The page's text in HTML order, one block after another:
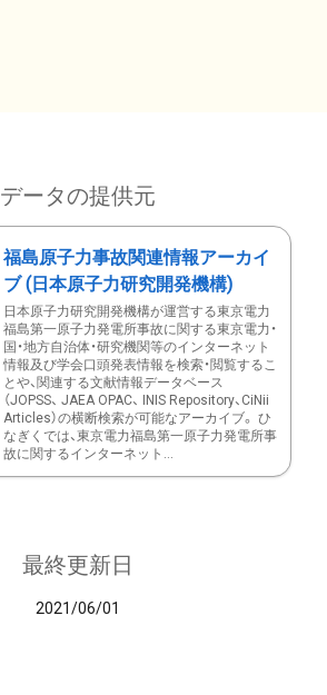
データの提供元
福島原子力事故関連情報アーカイ
ブ (日本原子力研究開発機構)
日本原子力研究開発機構が運営する東京電力
福島第一原子力発電所事故に関する東京電力・
国・地方自治体・研究機関等のインターネット
情報及び学会口頭発表情報を検索・閲覧するこ
とや、関連する文献情報データベース
（JOPSS、 JAEA OPAC、 INIS Repository、CiNii
Articles）の横断検索が可能なアーカイブ。 ひ
なぎくでは、東京電力福島第一原子力発電所事
故に関するインターネット...
最終更新日
2021/06/01